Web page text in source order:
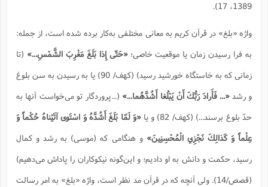
1389، 17) .
واژه «بلغ» در قرآن کریم به معانی مختلفی به‌کار برده شده است، از جمله:
به فرا رسیدن زمان یا موقعیت خاصی؛ «حَتّى إِذا بَلَغَ مَغْرِبَ الشَّمْسِ...»(تا
زمانى كه به خاستگاه خورشيد رسيد) (کهف/ 90) یا به رسیدن به سن بلوغ
و رشد«... فَأَرادَ رَبُّكَ أَنْ يَبْلُغا أَشُدَّهُما...»(...پروردگار تو می‌خواست آنها به
حدّ بلوغ برسند...) (کهف/ 82) و یا
«وَ لَمّا بَلَغَ أَشُدَّهُ وَ اسْتَوى آتَيْناهُ حُكْماً وَ
عِلْماً وَ كَذالِكَ نَجْزِي الْمُحْسِنِينَ»و هنگامى كه (موسى) به رشد و كمال
رسيد، حكمت و دانش به او داديم؛ و اين‌گونه نيكوكاران را پاداش می‌دهیم)
(قصص/14). ولی آنچه که در قرآن مد نظر است، واژه «بلغ» به امر رسالت